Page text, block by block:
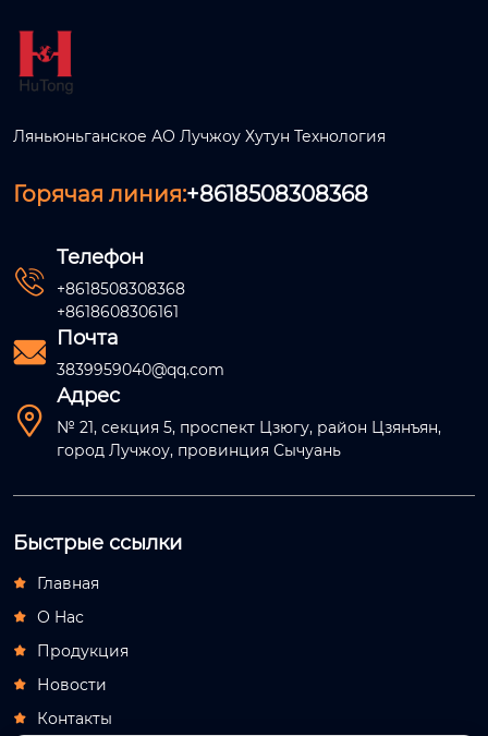
Ляньюньганское АО Лучжоу Хутун Технология
Горячая линия:+8618508308368

Телефон
+8618508308368
+8618608306161
 Почта
3839959040@qq.com

Адрес
№ 21, секция 5, проспект Цзюгу, район Цзянъян,
город Лучжоу, провинция Сычуань
Быстрые ссылки
 Главная
 О Hас
 Продукция
 Новости
 Контакты